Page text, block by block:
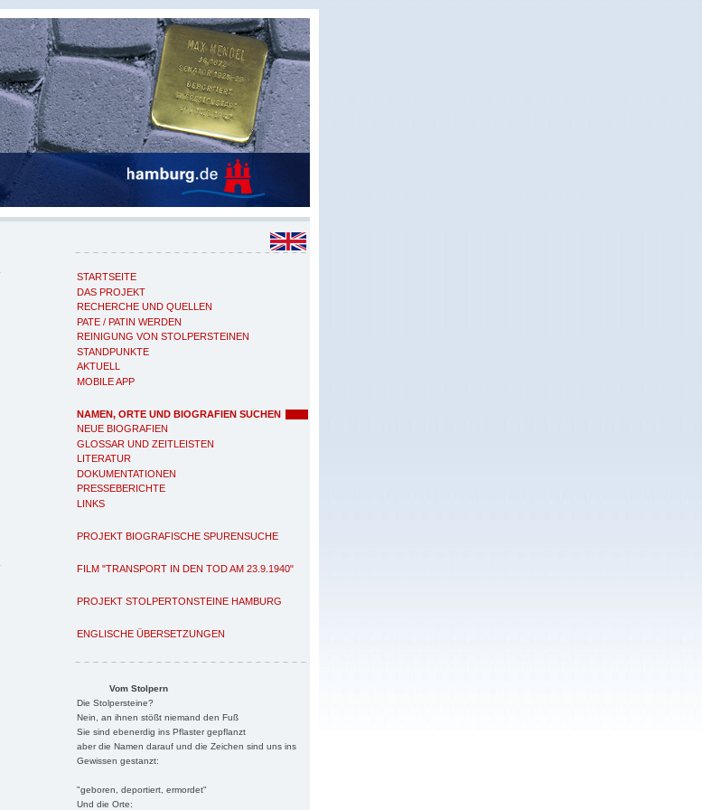
STARTSEITE
DAS PROJEKT
RECHERCHE UND QUELLEN
PATE / PATIN WERDEN
REINIGUNG VON STOLPERSTEINEN
STANDPUNKTE
AKTUELL
MOBILE APP
NAMEN, ORTE UND BIOGRAFIEN SUCHEN
NEUE BIOGRAFIEN
GLOSSAR UND ZEITLEISTEN
LITERATUR
DOKUMENTATIONEN
PRESSEBERICHTE
LINKS
PROJEKT BIOGRAFISCHE SPURENSUCHE
FILM "TRANSPORT IN DEN TOD AM 23.9.1940"
PROJEKT STOLPERTONSTEINE HAMBURG
ENGLISCHE ÜBERSETZUNGEN
Vom Stolpern
Die Stolpersteine?
Nein, an ihnen stößt niemand den Fuß
Sie sind ebenerdig ins Pflaster gepflanzt
aber die Namen darauf und die Zeichen sind uns ins
Gewissen gestanzt:
"geboren, deportiert, ermordet"
Und die Orte: